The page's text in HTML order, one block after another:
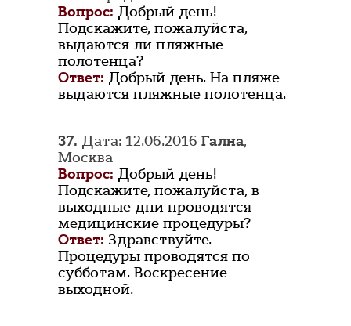
Вопрос: Добрый день!
Подскажите, пожалуйста,
выдаются ли пляжные
полотенца?
Ответ: Добрый день. На пляже
выдаются пляжные полотенца.
37. Дата: 12.06.2016 Гална,
Москва
Вопрос: Добрый день!
Подскажите, пожалуйста, в
выходные дни проводятся
медицинские процедуры?
Ответ: Здравствуйте.
Процедуры проводятся по
субботам. Воскресение -
выходной.